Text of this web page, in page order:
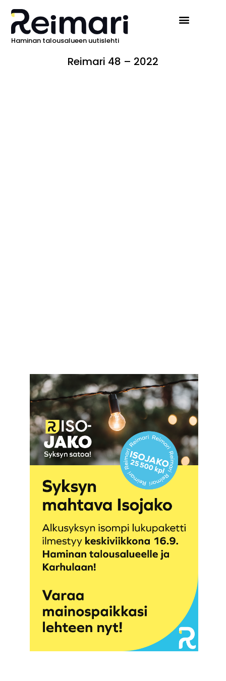
Haminan talousalueen uutislehti
Reimari 48 – 2022